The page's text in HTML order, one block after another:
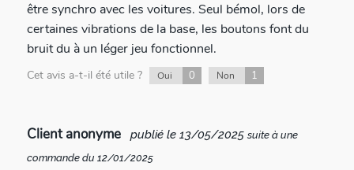
être synchro avec les voitures. Seul bémol, lors de
certaines vibrations de la base, les boutons font du
bruit du à un léger jeu fonctionnel.
Cet avis a-t-il été utile ? Oui 0 Non 1
Client anonyme publié le 13/05/2025 suite à une
commande du 12/01/2025